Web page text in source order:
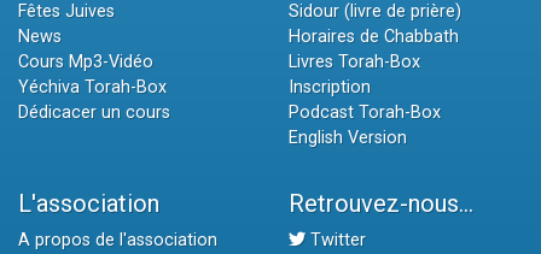
Fêtes Juives
News
Cours Mp3-Vidéo
Yéchiva Torah-Box
Dédicacer un cours
Sidour (livre de prière)
Horaires de Chabbath
Livres Torah-Box
Inscription
Podcast Torah-Box
English Version
L'association
A propos de l'association
Retrouvez-nous...
Twitter